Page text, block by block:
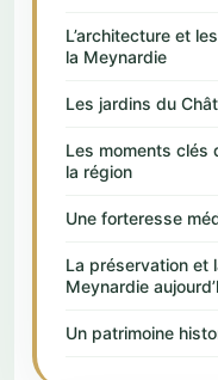
L’architecture et
la Meynardie
Les jardins du
Les moments clés
la région
Une forteresse
La préservation et
Meynardie
Un patrimoine